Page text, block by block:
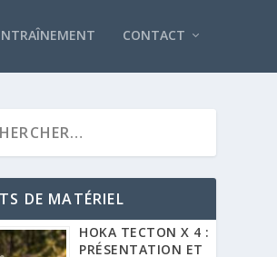
CONTACT
DE MATÉRIEL
HOKA TECTON X 4 :
PRÉSENTATION ET